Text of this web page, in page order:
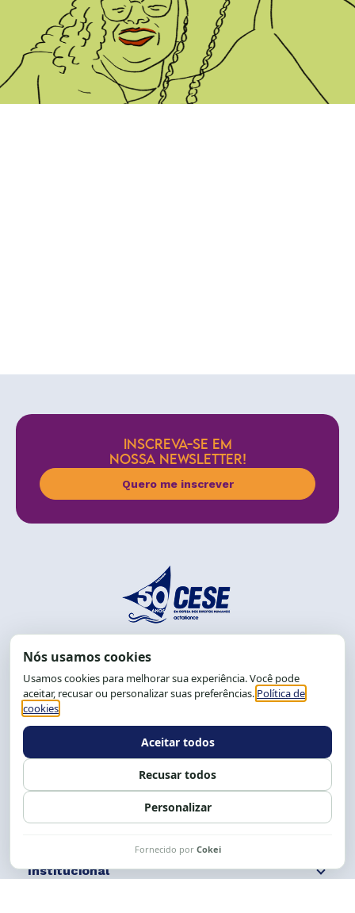
INSCREVA-SE EM
NOSSA NEWSLETTER!
Quero me inscrever
End.: R. da Graça, 150. Graça
CEP: 40.150-055
Salvador-BA, Brasil.
Tel.: (71) 2104-5457, Cel.: (71) 9 9239-2104 ou 2105
Expediente: 8h às 12h e 13 às 17h.
Siga nossas redes Fale conosco
Institucional